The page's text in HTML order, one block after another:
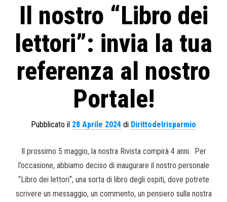
Il nostro “Libro dei
lettori”: invia la tua
referenza al nostro
Portale!
Pubblicato il 28 Aprile 2024 di Dirittodelrisparmio
Il prossimo 5 maggio, la nostra Rivista compirà 4 anni. Per
l’occasione, abbiamo deciso di inaugurare il nostro personale
“Libro dei lettori“, una sorta di libro degli ospiti, dove potrete
scrivere un messaggio, un commento, un pensiero sulla nostra